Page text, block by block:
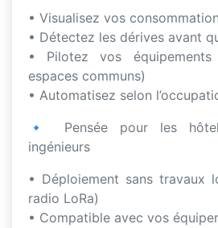
• Visualisez vos
• Détectez les dérives avant
• Pilotez vos équipements
espaces communs)
• Automatisez selon
🔹 Pensée pour les
ingénieurs
• Déploiement sans travaux
radio LoRa)
• Compatible avec vos